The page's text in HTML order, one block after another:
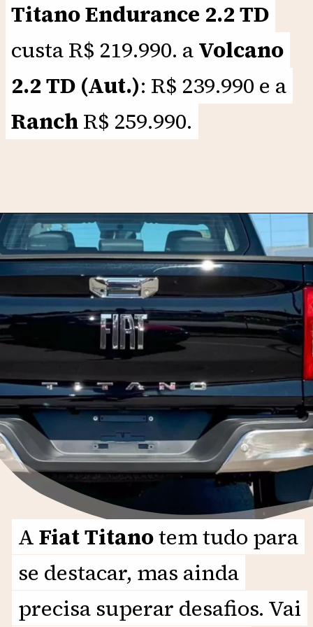
Titano Endurance 2.2 TD
custa R$ 219.990. aVolcano
2.2 TD (Aut.): R$ 239.990 e a
RanchR$ 259.990.
Titano Endurance 2.2 TD
custa R$ 219.990. aVolcano
2.2 TD (Aut.): R$ 239.990 e a
RanchR$ 259.990.
Opening https://motorprime.com.br/nova-fiat-titano-2025-o-que-falta-para-a-picape-fazer-sucesso-no-brasil/
AFiat Titanotem tudo para
se destacar, mas ainda
precisa superar desafios. Vai
AFiat Titanotem tudo para
se destacar, mas ainda
precisa superar desafios. Vai